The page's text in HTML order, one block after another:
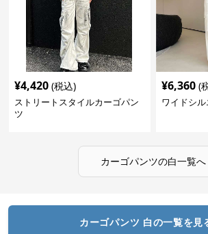
¥4,420 (税込)
ストリートスタイルカーゴパン
ツ
¥6,360 (
ワイドシ
カーゴパンツの白一覧へ
カーゴパンツ 白の一覧を見